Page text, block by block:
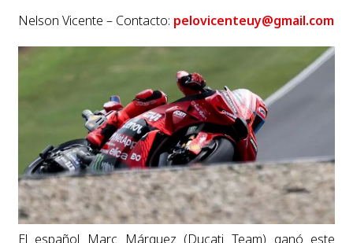
Nelson Vicente – Contacto: pelovicenteuy@gmail.com
El español Marc Márquez (Ducati Team) ganó este